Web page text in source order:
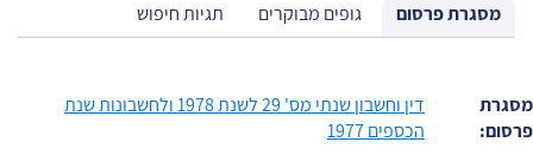
מסגרת פרסום גופים מבוקרים תגיות חיפוש
מסגרת
פרסום:
דין וחשבון שנתי מס' 29 לשנת 1978 ולחשבונות שנת
הכספים 1977